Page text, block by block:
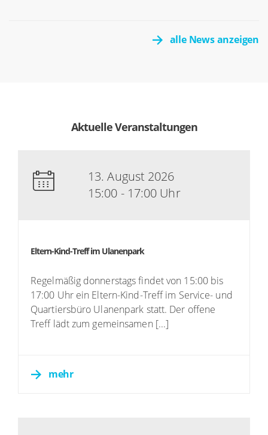
alle News anzeigen
Aktuelle Veranstaltungen
13. August 2026
15:00 - 17:00 Uhr
Eltern-Kind-Treff im Ulanenpark
Regelmäßig donnerstags findet von 15:00 bis
17:00 Uhr ein Eltern-Kind-Treff im Service- und
Quartiersbüro Ulanenpark statt. Der offene
Treff lädt zum gemeinsamen [...]
mehr